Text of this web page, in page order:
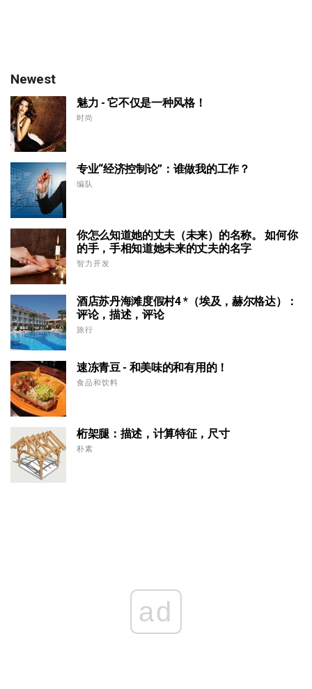
Newest
魅力 - 它不仅是一种风格！
时尚
专业“经济控制论”：谁做我的工作？
编队
你怎么知道她的丈夫（未来）的名称。 如何你
的手，手相知道她未来的丈夫的名字
智力开发
酒店苏丹海滩度假村4 *（埃及，赫尔格达）：
评论，描述，评论
旅行
速冻青豆 - 和美味的和有用的！
食品和饮料
桁架腿：描述，计算特征，尺寸
朴素
ad